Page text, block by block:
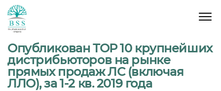
Опубликован ТОР 10 крупнейших
дистрибьюторов на рынке
прямых продаж ЛС (включая
ЛЛО), за 1-2 кв. 2019 года